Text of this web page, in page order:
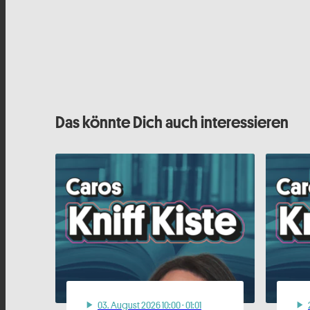
Das könnte Dich auch interessieren
play_arrow 03. August 2026 10:00· 01:01 play_arrow